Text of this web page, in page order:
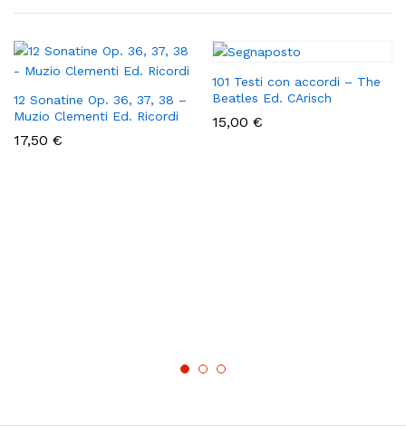
12 Sonatine Op. 36, 37, 38 –
Muzio Clementi Ed. Ricordi
17,50 €
101 Testi con accordi – The
Beatles Ed. CArisch
15,00 €